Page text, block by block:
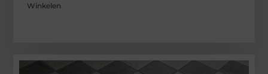
Winkelen